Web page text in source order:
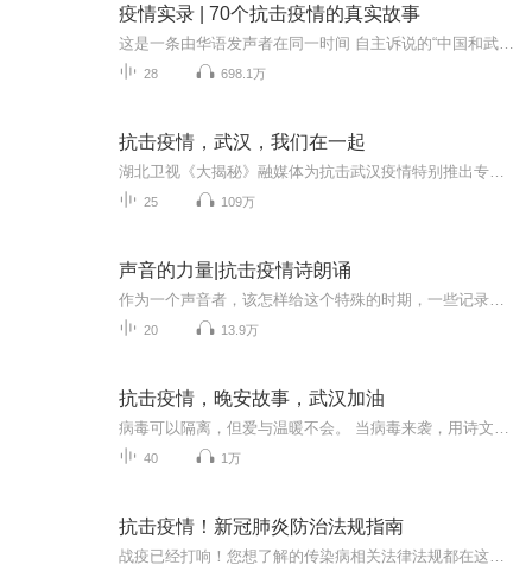
疫情实录 | 70个抗击疫情的真实故事
28 698.1万
抗击疫情，武汉，我们在一起
25 109万
声音的力量|抗击疫情诗朗诵
20 13.9万
抗击疫情，晚安故事，武汉加油
40 1万
抗击疫情！新冠肺炎防治法规指南